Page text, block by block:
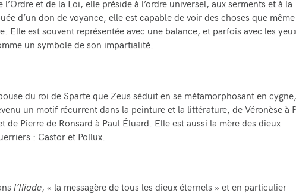
l’Ordre et de la Loi, elle préside à l’ordre universel, aux serments et à la
d’un don de voyance, elle est capable de voir des choses que même
Elle est souvent représentée avec une balance, et parfois avec les
un symbole de son impartialité.
du roi de Sparte que Zeus séduit en se métamorphosant en
un motif récurrent dans la peinture et la littérature, de Véronèse à
de Pierre de Ronsard à Paul Éluard. Elle est aussi la mère des dieux
: Castor et Pollux.
l’Iliade, « la messagère de tous les dieux éternels » et en particulier